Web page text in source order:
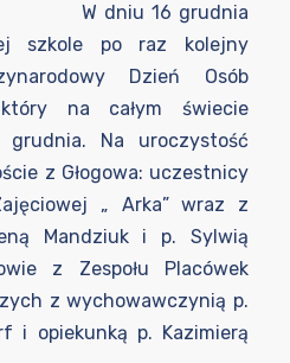
W dniu 16 grudnia
szkole po raz kolejny
Dzień Osób
który na całym świecie
Na uroczystość
z Głogowa: uczestnicy
„ Arka” wraz z
Mandziuk i p. Sylwią
z Zespołu Placówek
z wychowawczynią p.
i opiekunką p. Kazimierą